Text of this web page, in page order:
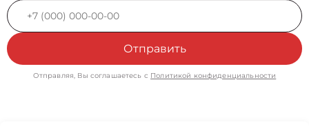
Отправить
Отправляя, Вы соглашаетесь с Политикой конфиденциальности